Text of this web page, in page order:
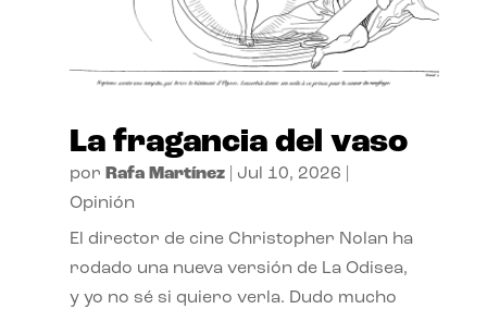
La fragancia del vaso
por Rafa Martínez| Jul 10, 2026
Opinión
El director de cine Christopher Nolan ha
rodado una nueva versión de La Odisea,
y yo no sé si quiero verla. Dudo mucho